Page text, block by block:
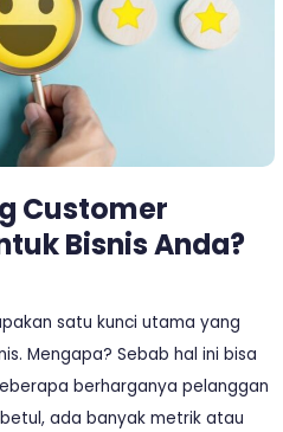
Customer
Bisnis Anda?
satu kunci utama yang
Mengapa? Sebab hal ini bisa
berharganya pelanggan
ada banyak metrik atau